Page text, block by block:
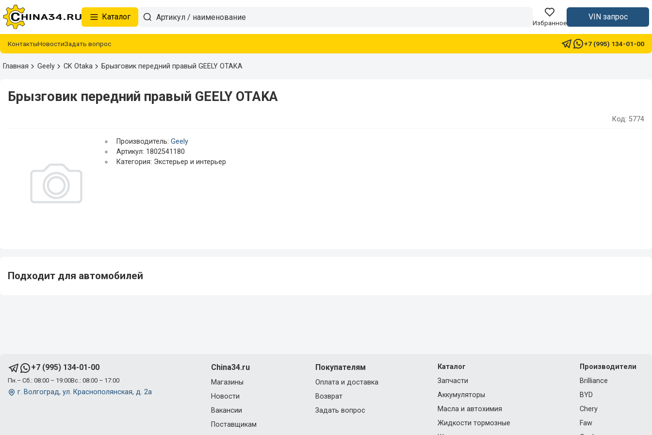
Каталог
Избранное
VIN запрос
КонтактыНовостиЗадать вопрос +7 (995) 134-01-00
Главная Geely CK Otaka Брызговик передний правый GEELY OTAKA
Брызговик передний правый GEELY OTAKA
Код: 5774
Производитель: Geely
Артикул: 1802541180
Категория: Экстерьер и интерьер
Подходит для автомобилей
+7 (995) 134-01-00
Пн.– Сб.: 08:00 – 19:00Вс.: 08:00 – 17:00
г. Волгоград, ул. Краснополянская, д. 2а
China34.ru
Магазины
Новости
Вакансии
Поставщикам
Покупателям
Оплата и доставка
Возврат
Задать вопрос
Каталог
Запчасти
Аккумуляторы
Масла и автохимия
Жидкости тормозные
Производители
Brilliance
BYD
Chery
Faw